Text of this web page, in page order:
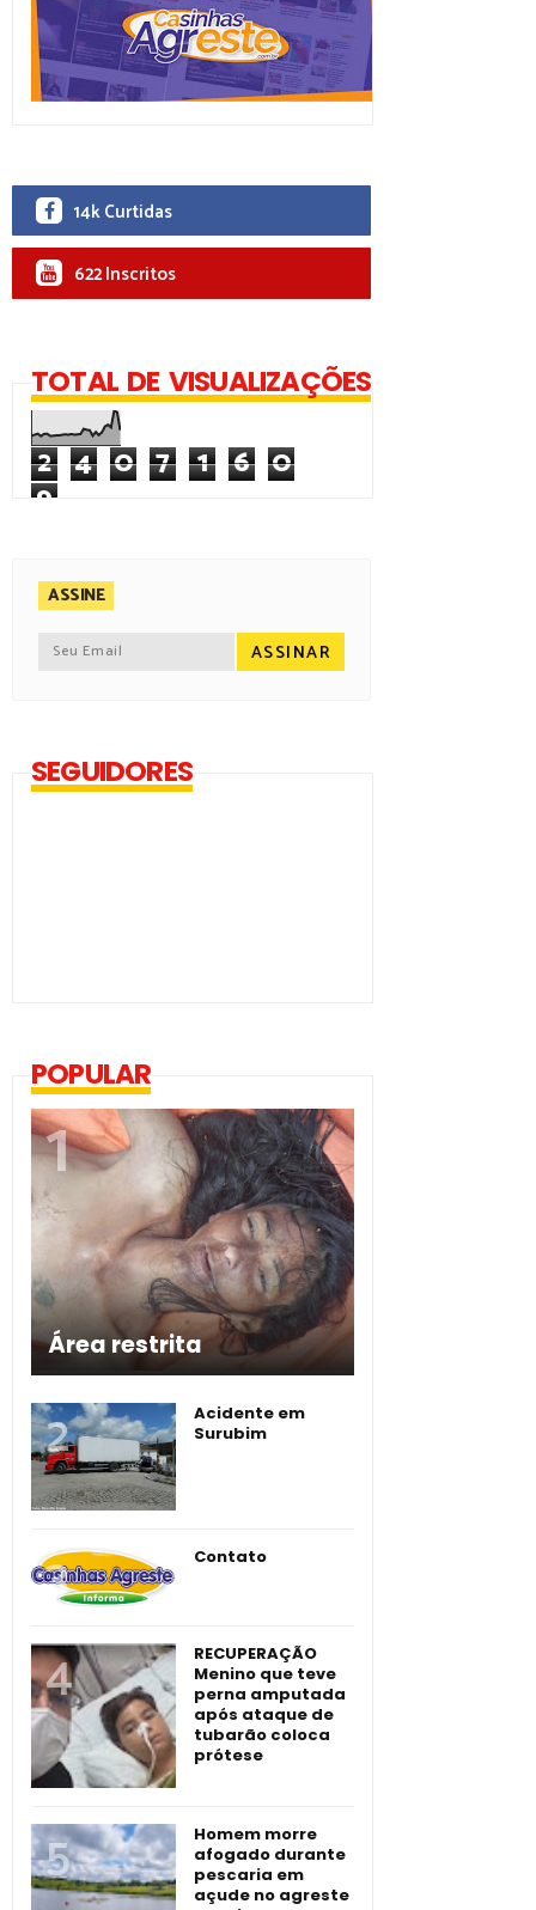
14k Curtidas
622 Inscritos
TOTAL DE VISUALIZAÇÕES
2 4 0 7 1 6 0
9
ASSINE
SEGUIDORES
POPULAR
Área restrita
Acidente em
Surubim
Contato
RECUPERAÇÃO
Menino que teve
perna amputada
após ataque de
tubarão coloca
prótese
Homem morre
afogado durante
pescaria em
açude no agreste